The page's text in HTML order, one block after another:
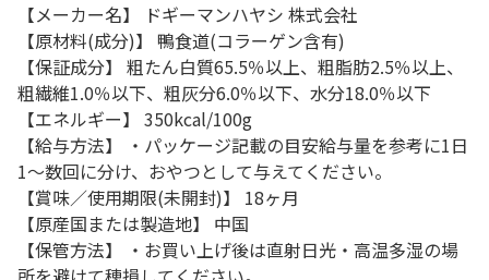
【メーカー名】 ドギーマンハヤシ 株式会社
【原材料(成分)】 鴨食道(コラーゲン含有)
【保証成分】 粗たん白質65.5％以上、粗脂肪2.5％以上、
粗繊維1.0％以下、粗灰分6.0％以下、水分18.0％以下
【エネルギー】 350kcal/100g
【給与方法】 ・パッケージ記載の目安給与量を参考に1日
1～数回に分け、おやつとして与えてください。
【賞味／使用期限(未開封)】 18ヶ月
【原産国または製造地】 中国
【保管方法】 ・お買い上げ後は直射日光・高温多湿の場